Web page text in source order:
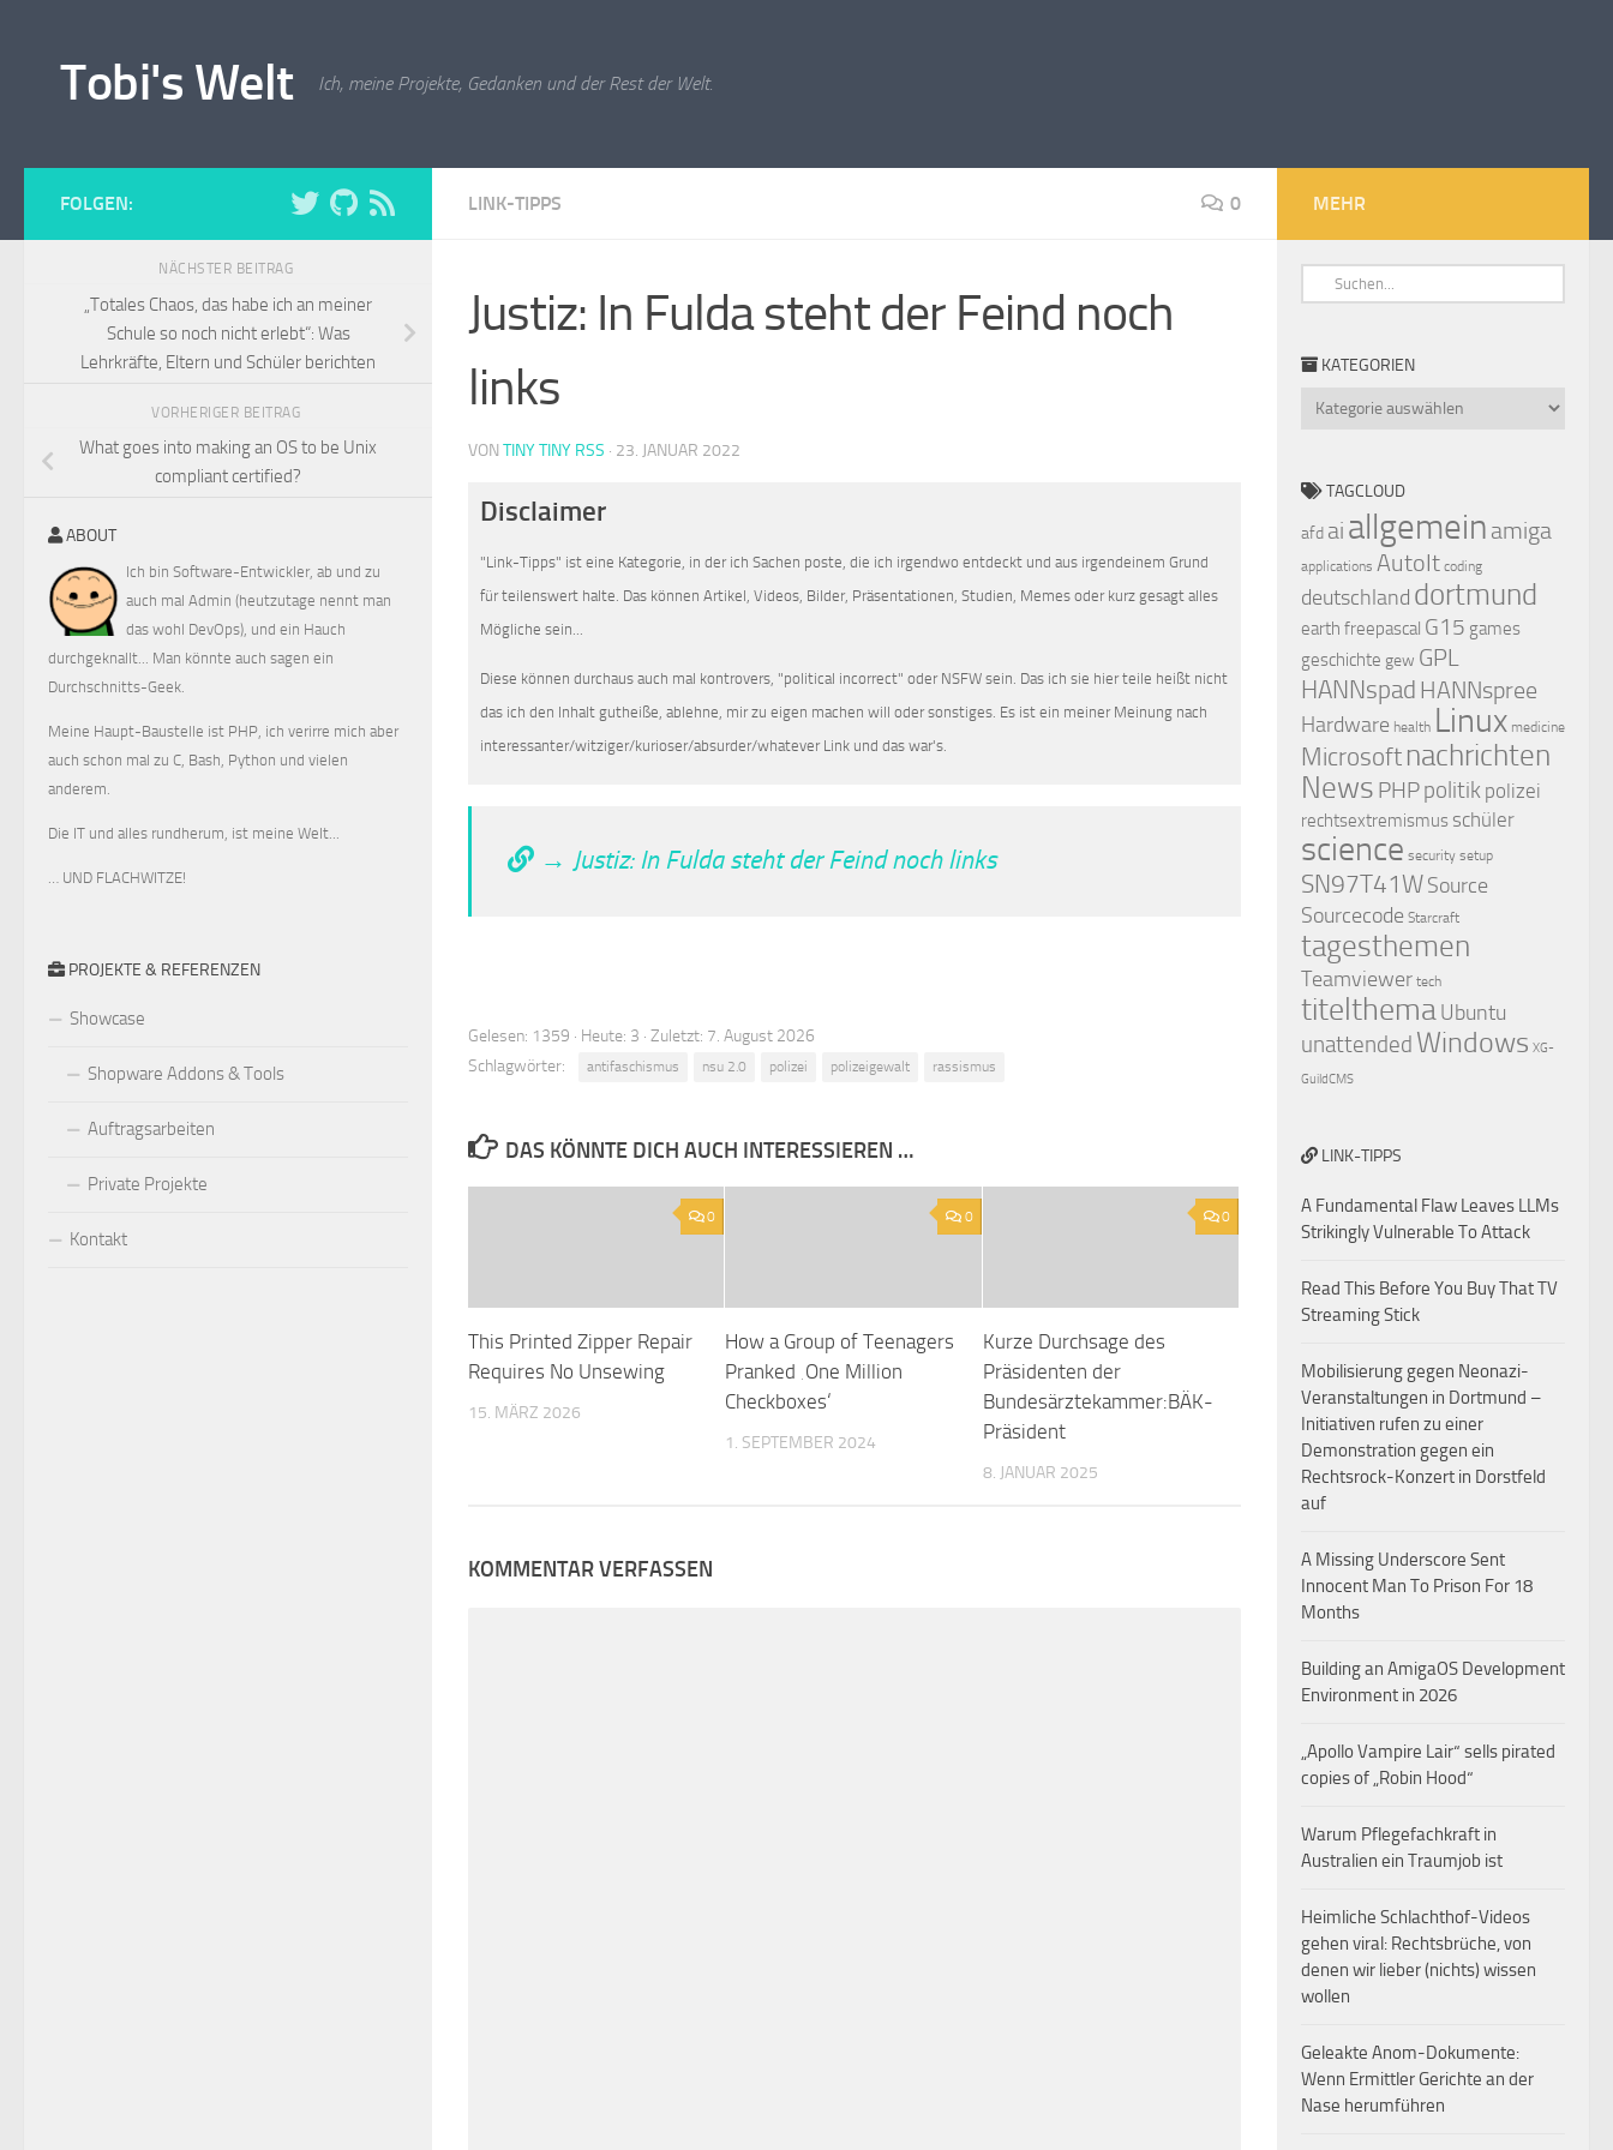
Tobi's Welt Ich, meine Projekte, Gedanken und der Rest der Welt.
LINK-TIPPS 0
Justiz: In Fulda steht der Feind noch
links
VON TINY TINY RSS · 23. JANUAR 2022
Disclaimer
"Link-Tipps" ist eine Kategorie, in der ich Sachen poste, die ich irgendwo entdeckt und aus irgendeinem Grund
für teilenswert halte. Das können Artikel, Videos, Bilder, Präsentationen, Studien, Memes oder kurz gesagt alles
Mögliche sein...
Diese können durchaus auch mal kontrovers, "political incorrect" oder NSFW sein. Das ich sie hier teile heißt nicht
das ich den Inhalt gutheiße, ablehne, mir zu eigen machen will oder sonstiges. Es ist ein meiner Meinung nach
interessanter/witziger/kurioser/absurder/whatever Link und das war's.
→ Justiz: In Fulda steht der Feind noch links
Gelesen: 1359 · Heute: 3 · Zuletzt: 7. August 2026
Schlagwörter:
antifaschismus nsu 2.0 polizei polizeigewalt rassismus
DAS KÖNNTE DICH AUCH INTERESSIEREN …
0
This Printed Zipper Repair
Requires No Unsewing
15. MÄRZ 2026
0
How a Group of Teenagers
Pranked ‚One Million
Checkboxes‘
1. SEPTEMBER 2024
0
Kurze Durchsage des
Präsidenten der
Bundesärztekammer:BÄK-
Präsident
8. JANUAR 2025
KOMMENTAR VERFASSEN
FOLGEN:
NÄCHSTER BEITRAG
„Totales Chaos, das habe ich an meiner
Schule so noch nicht erlebt“: Was
Lehrkräfte, Eltern und Schüler berichten
VORHERIGER BEITRAG
What goes into making an OS to be Unix
compliant certified?
ABOUT
Ich bin Software-Entwickler, ab und zu
auch mal Admin (heutzutage nennt man
das wohl DevOps), und ein Hauch
durchgeknallt... Man könnte auch sagen ein
Durchschnitts-Geek.
Meine Haupt-Baustelle ist PHP, ich verirre mich aber
auch schon mal zu C, Bash, Python und vielen
anderem.
Die IT und alles rundherum, ist meine Welt...
… UND FLACHWITZE!
PROJEKTE & REFERENZEN
Showcase
Shopware Addons & Tools
Auftragsarbeiten
Private Projekte
Kontakt
MEHR
KATEGORIEN
TAGCLOUD
afd ai allgemein amiga
applications AutoIt coding
deutschland dortmund
earth freepascal G15 games
geschichte gew GPL
HANNspad HANNspree
Hardware health Linux medicine
Microsoft nachrichten
News PHPpolitik polizei
rechtsextremismus schüler
science security setup
SN97T41WSource
Sourcecode Starcraft
tagesthemen
Teamviewer tech
titelthemaUbuntu
unattended Windows XG-
GuildCMS
LINK-TIPPS
A Fundamental Flaw Leaves LLMs
Strikingly Vulnerable To Attack
Read This Before You Buy That TV
Streaming Stick
Mobilisierung gegen Neonazi-
Veranstaltungen in Dortmund –
Initiativen rufen zu einer
Demonstration gegen ein
Rechtsrock-Konzert in Dorstfeld
auf
A Missing Underscore Sent
Innocent Man To Prison For 18
Months
Building an AmigaOS Development
Environment in 2026
„Apollo Vampire Lair“ sells pirated
copies of „Robin Hood“
Warum Pflegefachkraft in
Australien ein Traumjob ist
Heimliche Schlachthof-Videos
gehen viral: Rechtsbrüche, von
denen wir lieber (nichts) wissen
wollen
Geleakte Anom-Dokumente:
Wenn Ermittler Gerichte an der
Nase herumführen